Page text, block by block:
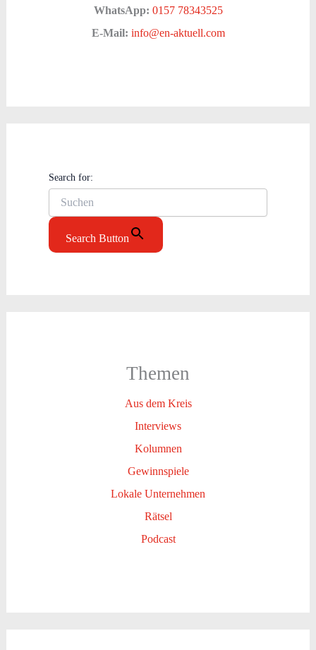
WhatsApp: 0157 78343525
E-Mail: info@en-aktuell.com
Search for:
Search Button
Themen
Aus dem Kreis
Interviews
Kolumnen
Gewinnspiele
Lokale Unternehmen
Rätsel
Podcast